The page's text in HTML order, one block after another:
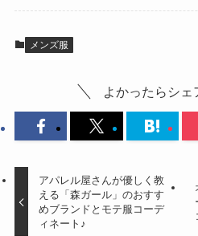
メンズ服
よかったらシェ
アパレル屋さんが優しく教
える「森ガール」のおすす
めブランドとモテ服コーデ
ィネート♪